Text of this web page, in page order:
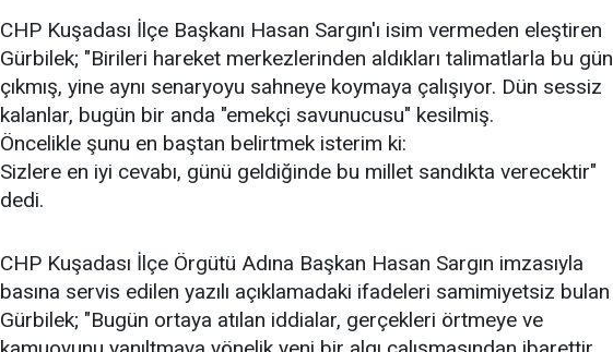
CHP Kuşadası İlçe Başkanı Hasan Sargın'ı isim vermeden eleştiren
Gürbilek; "Birileri hareket merkezlerinden aldıkları talimatlarla bu gün
çıkmış, yine aynı senaryoyu sahneye koymaya çalışıyor. Dün sessiz
kalanlar, bugün bir anda "emekçi savunucusu" kesilmiş.
Öncelikle şunu en baştan belirtmek isterim ki:
Sizlere en iyi cevabı, günü geldiğinde bu millet sandıkta verecektir"
dedi.
CHP Kuşadası İlçe Örgütü Adına Başkan Hasan Sargın imzasıyla
basına servis edilen yazılı açıklamadaki ifadeleri samimiyetsiz bulan
Gürbilek; "Bugün ortaya atılan iddialar, gerçekleri örtmeye ve